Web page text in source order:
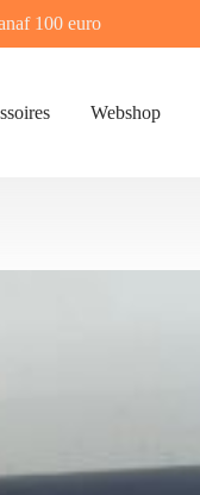
100 euro
Webshop